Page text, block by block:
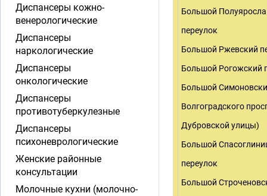
Большой
переулок
Большой Ржевский
Большой Рогожский
Большой
Волгоградского
Дубровской улицы)
Большой
переулок
Большой
Диспансеры кожно-
венерологические
Диспансеры
наркологические
Диспансеры
онкологические
Диспансеры
противотуберкулезные
Диспансеры
психоневрологические
Женские районные
консультации
Молочные кухни (молочно-